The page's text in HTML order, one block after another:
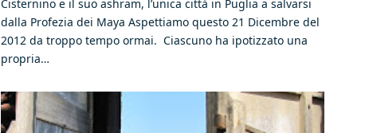
Cisternino e il suo ashram, l’unica città in Puglia a salvarsi
dalla Profezia dei Maya Aspettiamo questo 21 Dicembre del
2012 da troppo tempo ormai. Ciascuno ha ipotizzato una
propria…